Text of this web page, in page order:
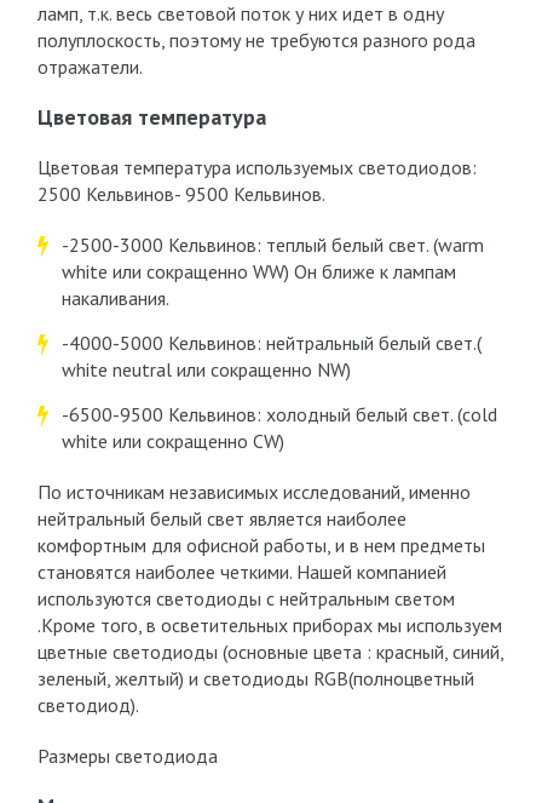
ламп, т.к. весь световой поток у них идет в одну
полуплоскость, поэтому не требуются разного рода
отражатели.
Цветовая температура
Цветовая температура используемых светодиодов:
2500 Кельвинов- 9500 Кельвинов.
-2500-3000 Кельвинов: теплый белый свет. (warm
white или сокращенно WW) Он ближе к лампам
накаливания.
-4000-5000 Кельвинов: нейтральный белый свет.(
white neutral или сокращенно NW)
-6500-9500 Кельвинов: холодный белый свет. (cold
white или сокращенно CW)
По источникам независимых исследований, именно
нейтральный белый свет является наиболее
комфортным для офисной работы, и в нем предметы
становятся наиболее четкими. Нашей компанией
используются светодиоды с нейтральным светом
.Кроме того, в осветительных приборах мы используем
цветные светодиоды (основные цвета : красный, синий,
зеленый, желтый) и светодиоды RGB(полноцветный
светодиод).
Размеры светодиода